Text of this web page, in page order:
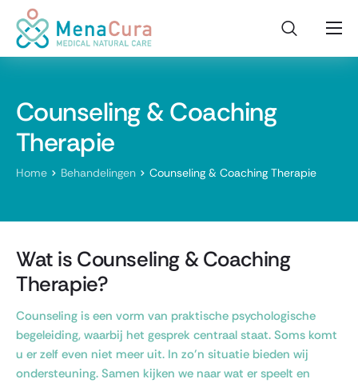
Home
Onderzoeken
Behandelingen
Contact
Counseling & Coaching
Therapie
Home Behandelingen Counseling & Coaching Therapie
Wat is Counseling & Coaching
Therapie?
Counseling is een vorm van praktische psychologische
begeleiding, waarbij het gesprek centraal staat. Soms komt
u er zelf even niet meer uit. In zo’n situatie bieden wij
ondersteuning. Samen kijken we naar wat er speelt en